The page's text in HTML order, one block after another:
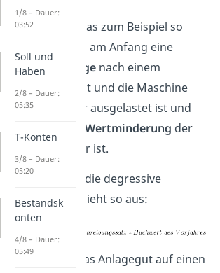
Du kannst dir das zum Beispiel so
vorstellen, dass am Anfang eine
großeNachfrage nach einem
Produkt vorliegt und die Maschine
deshalb stärker ausgelastet ist und
Wertminderung der
Maschine höher ist.
DieFormel
für die degressive
Abschreibung sieht so aus:
Oftmals wird das Anlagegut auf einen
1/8 – Dauer:
03:52
Soll und
Haben
2/8 – Dauer:
05:35
T-Konten
3/8 – Dauer:
05:20
Bestandsk
onten
4/8 – Dauer:
05:49